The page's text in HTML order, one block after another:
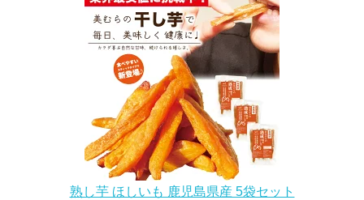
熟し芋 ほしいも 鹿児島県産 5袋セット